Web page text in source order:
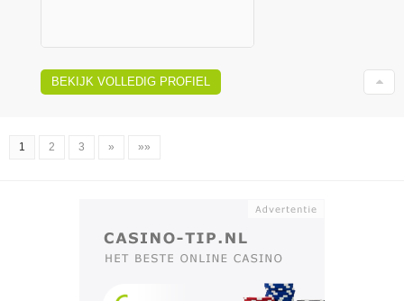
BEKIJK VOLLEDIG PROFIEL
1 2 3 » »»